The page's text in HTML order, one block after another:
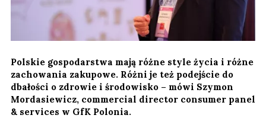
Polskie gospodarstwa mają różne style życia i różne
zachowania zakupowe. Różni je też podejście do
dbałości o zdrowie i środowisko – mówi Szymon
Mordasiewicz, commercial director consumer panel
& services w GfK Polonia.